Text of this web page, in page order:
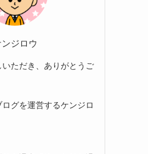
ジロウ
ただき、ありがとうご
グを運営するケンジロ